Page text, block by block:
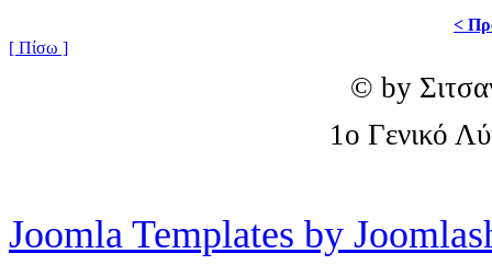
<
[ Πίσω ]
© by
1o Γενικό
Joomla Templates by